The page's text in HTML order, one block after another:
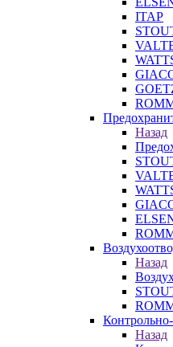
ITAP
Назад
Назад
Назад